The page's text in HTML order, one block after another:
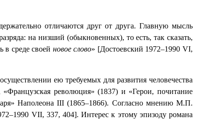
отличаются друг от друга. Главную мысль
на низший (обыкновенных), то есть, так сказать,
в среде своей новое слово» [Достоевский 1972–1990VI,
ею требуемых для развития человечества
революция» (1837) и «Герои, почитание
НаполеонаIII (1865–1866). Согласно мнению М.П.
VII, 337, 404]. Интерес к этому эпизоду романа